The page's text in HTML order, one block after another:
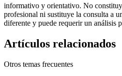
informativo y orientativo. No
profesional ni sustituye la consulta a
diferente y puede requerir un análisis
Artículos relacionados
Otros temas frecuentes